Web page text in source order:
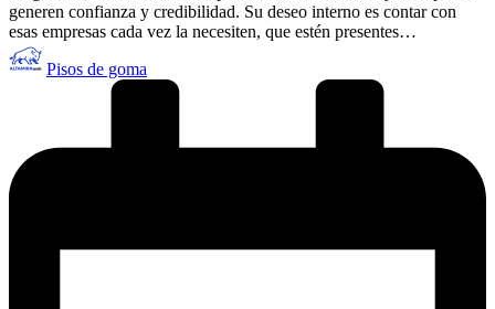
generen confianza y credibilidad. Su deseo interno es contar con
esas empresas cada vez la necesiten, que estén presentes…
Publicado
por
Pisos de goma